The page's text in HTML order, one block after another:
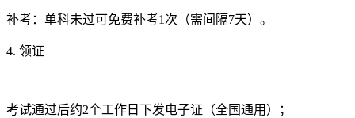
补考：单科未过可免费补考1次（需间隔7天）。
4. 领证
考试通过后约2个工作日下发电子证（全国通用）；